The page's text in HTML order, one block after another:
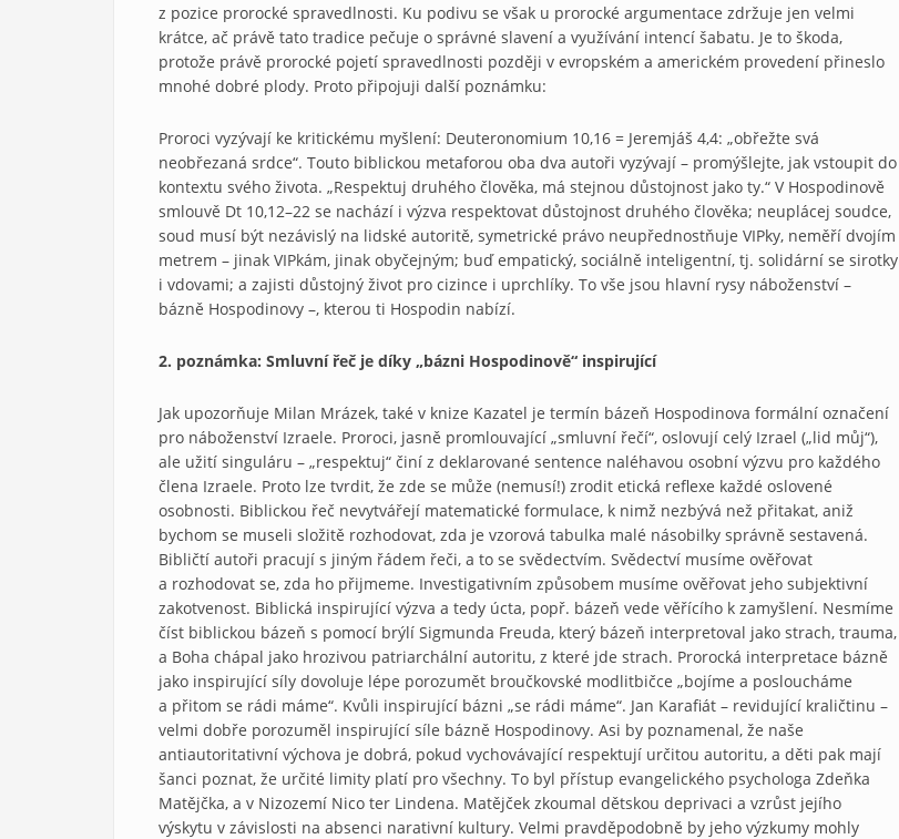
z pozice prorocké spravedlnosti. Ku podivu se však u prorocké argumentace zdržuje jen velmi
krátce, ač právě tato tradice pečuje o správné slavení a využívání intencí šabatu. Je to škoda,
protože právě prorocké pojetí spravedlnosti později v evropském a americkém provedení přineslo
mnohé dobré plody. Proto připojuji další poznámku:
Proroci vyzývají ke kritickému myšlení: Deuteronomium 10,16 = Jeremjáš 4,4: „obřežte svá
neobřezaná srdce“. Touto biblickou metaforou oba dva autoři vyzývají – promýšlejte, jak vstoupit do
kontextu svého života. „Respektuj druhého člověka, má stejnou důstojnost jako ty.“ V Hospodinově
smlouvě Dt 10,12–22 se nachází i výzva respektovat důstojnost druhého člověka; neuplácej soudce,
soud musí být nezávislý na lidské autoritě, symetrické právo neupřednostňuje VIPky, neměří dvojím
metrem – jinak VIPkám, jinak obyčejným; buď empatický, sociálně inteligentní, tj. solidární se sirotky
i vdovami; a zajisti důstojný život pro cizince i uprchlíky. To vše jsou hlavní rysy náboženství –
bázně Hospodinovy –, kterou ti Hospodin nabízí.
2. poznámka: Smluvní řeč je díky „bázni Hospodinově“ inspirující
Jak upozorňuje Milan Mrázek, také v knize Kazatel je termín bázeň Hospodinova formální označení
pro náboženství Izraele. Proroci, jasně promlouvající „smluvní řečí“, oslovují celý Izrael („lid můj“),
ale užití singuláru – „respektuj“ činí z deklarované sentence naléhavou osobní výzvu pro každého
člena Izraele. Proto lze tvrdit, že zde se může (nemusí!) zrodit etická reflexe každé oslovené
osobnosti. Biblickou řeč nevytvářejí matematické formulace, k nimž nezbývá než přitakat, aniž
bychom se museli složitě rozhodovat, zda je vzorová tabulka malé násobilky správně sestavená.
Bibličtí autoři pracují s jiným řádem řeči, a to se svědectvím. Svědectví musíme ověřovat
a rozhodovat se, zda ho přijmeme. Investigativním způsobem musíme ověřovat jeho subjektivní
zakotvenost. Biblická inspirující výzva a tedy úcta, popř. bázeň vede věřícího k zamyšlení. Nesmíme
číst biblickou bázeň s pomocí brýlí Sigmunda Freuda, který bázeň interpretoval jako strach, trauma,
a Boha chápal jako hrozivou patriarchální autoritu, z které jde strach. Prorocká interpretace bázně
jako inspirující síly dovoluje lépe porozumět broučkovské modlitbičce „bojíme a posloucháme
a přitom se rádi máme“. Kvůli inspirující bázni „se rádi máme“. Jan Karafiát – revidující kraličtinu –
velmi dobře porozuměl inspirující síle bázně Hospodinovy. Asi by poznamenal, že naše
antiautoritativní výchova je dobrá, pokud vychovávající respektují určitou autoritu, a děti pak mají
šanci poznat, že určité limity platí pro všechny. To byl přístup evangelického psychologa Zdeňka
Matějčka, a v Nizozemí Nico ter Lindena. Matějček zkoumal dětskou deprivaci a vzrůst jejího
výskytu v závislosti na absenci narativní kultury. Velmi pravděpodobně by jeho výzkumy mohly